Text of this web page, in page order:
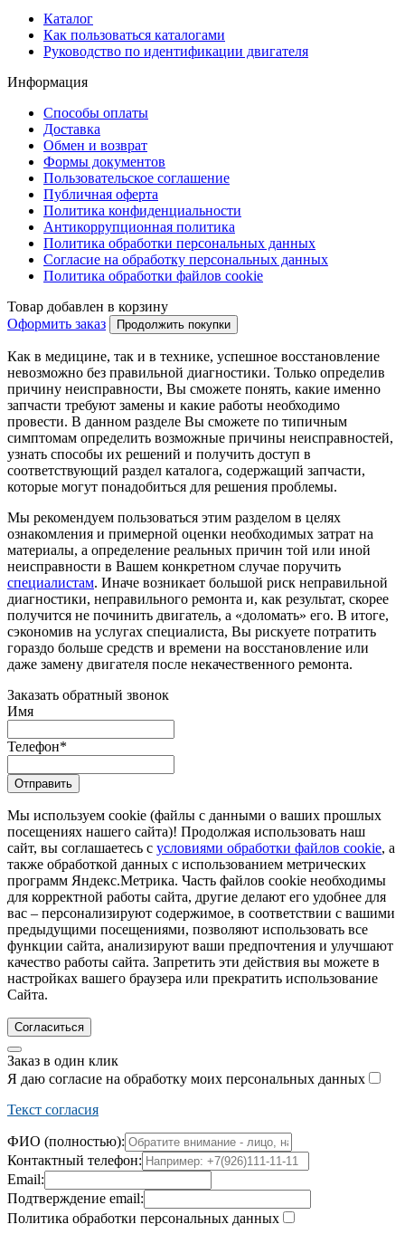
Каталог
Как пользоваться каталогами
Руководство по идентификации двигателя
Информация
Способы оплаты
Доставка
Обмен и возврат
Формы документов
Пользовательское соглашение
Публичная оферта
Политика конфиденциальности
Антикоррупционная политика
Политика обработки персональных данных
Согласие на обработку персональных данных
Политика обработки файлов cookie
Товар добавлен в корзину
Оформить заказ
Продолжить покупки
Как в медицине, так и в технике, успешное восстановление
невозможно без правильной диагностики. Только определив
причину неисправности, Вы сможете понять, какие именно
запчасти требуют замены и какие работы необходимо
провести. В данном разделе Вы сможете по типичным
симптомам определить возможные причины неисправностей,
узнать способы их решений и получить доступ в
соответствующий раздел каталога, содержащий запчасти,
которые могут понадобиться для решения проблемы.
Мы рекомендуем пользоваться этим разделом в целях
ознакомления и примерной оценки необходимых затрат на
материалы, а определение реальных причин той или иной
неисправности в Вашем конкретном случае поручить
специалистам. Иначе возникает большой риск неправильной
диагностики, неправильного ремонта и, как результат, скорее
получится не починить двигатель, а «доломать» его. В итоге,
сэкономив на услугах специалиста, Вы рискуете потратить
гораздо больше средств и времени на восстановление или
даже замену двигателя после некачественного ремонта.
Заказать обратный звонок
Имя
Телефон*
Отправить
Мы используем cookie (файлы с данными о ваших прошлых
посещениях нашего сайта)! Продолжая использовать наш
сайт, вы соглашаетесь с условиями обработки файлов cookie, а
также обработкой данных с использованием метрических
программ Яндекс.Метрика. Часть файлов cookie необходимы
для корректной работы сайта, другие делают его удобнее для
вас – персонализируют содержимое, в соответствии с вашими
предыдущими посещениями, позволяют использовать все
функции сайта, анализируют ваши предпочтения и улучшают
качество работы сайта. Запретить эти действия вы можете в
настройках вашего браузера или прекратить использование
Сайта.
Согласиться
Заказ в один клик
Я даю согласие на обработку моих персональных данных
Текст согласия
ФИО (полностью):
Контактный телефон:
Email:
Подтверждение email:
Политика обработки персональных данных